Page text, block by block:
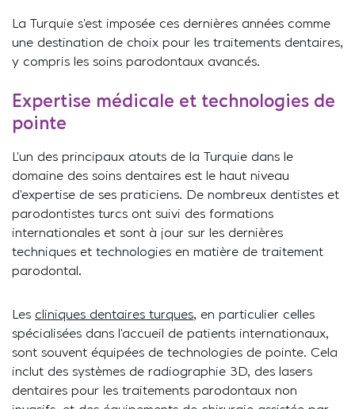
La Turquie s’est imposée ces dernières années comme
une destination de choix pour les traitements dentaires,
y compris les soins parodontaux avancés.
Expertise médicale et technologies de
pointe
L’un des principaux atouts de la Turquie dans le
domaine des soins dentaires est le haut niveau
d’expertise de ses praticiens. De nombreux dentistes et
parodontistes turcs ont suivi des formations
internationales et sont à jour sur les dernières
techniques et technologies en matière de traitement
parodontal.
Les cliniques dentaires turques, en particulier celles
spécialisées dans l’accueil de patients internationaux,
sont souvent équipées de technologies de pointe. Cela
inclut des systèmes de radiographie 3D, des lasers
dentaires pour les traitements parodontaux non